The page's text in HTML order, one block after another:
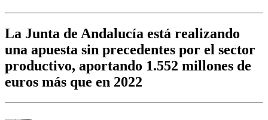
La Junta de Andalucía está realizando
una apuesta sin precedentes por el sector
productivo, aportando 1.552 millones de
euros más que en 2022